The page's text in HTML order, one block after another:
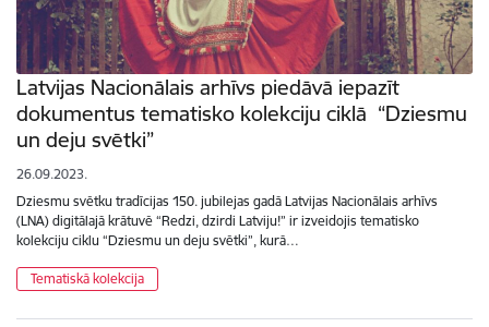
Latvijas Nacionālais arhīvs piedāvā iepazīt
dokumentus tematisko kolekciju ciklā “Dziesmu
un deju svētki”
26.09.2023.
Dziesmu svētku tradīcijas 150. jubilejas gadā Latvijas Nacionālais arhīvs
(LNA) digitālajā krātuvē “Redzi, dzirdi Latviju!” ir izveidojis tematisko
kolekciju ciklu “Dziesmu un deju svētki”, kurā…
Tematiskā kolekcija